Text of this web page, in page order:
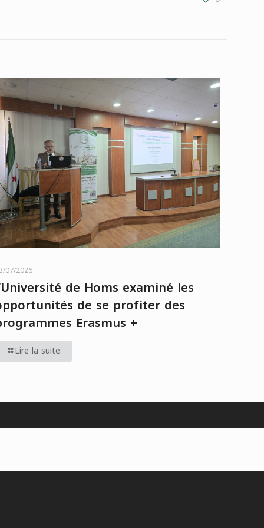
07/2026
de Homs examiné les
de se profiter des
Erasmus +
Lire la suite